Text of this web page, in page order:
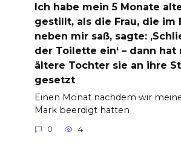
Ich habe mein 5 Monate
gestillt, als die Frau, die im
neben mir saß, sagte:
der Toilette ein‘ – dann hat
ältere Tochter sie an ihre
gesetzt
Einen Monat nachdem wir
Mark beerdigt hatten
0 4